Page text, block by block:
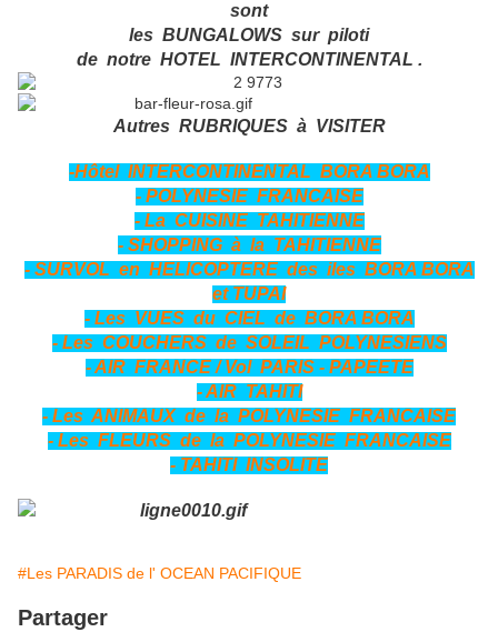
sont
les BUNGALOWS sur piloti
de notre HOTEL INTERCONTINENTAL .
Autres RUBRIQUES à VISITER
-Hôtel INTERCONTINENTAL BORA BORA
- POLYNESIE FRANCAISE
- La CUISINE TAHITIENNE
- SHOPPING à la TAHITIENNE
- SURVOL en HELICOPTERE des iles BORA BORA
et TUPAI
- Les VUES du CIEL de BORA BORA
- Les COUCHERS de SOLEIL POLYNESIENS
- AIR FRANCE / Vol PARIS - PAPEETE
- AIR TAHITI
- Les ANIMAUX de la POLYNESIE FRANCAISE
- Les FLEURS de la POLYNESIE FRANCAISE
- TAHITI INSOLITE
#Les PARADIS de l' OCEAN PACIFIQUE
Partager